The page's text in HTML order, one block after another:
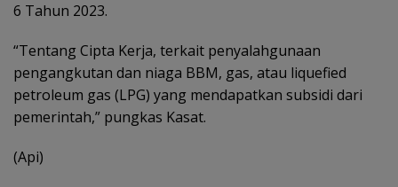
6 Tahun 2023.
“Tentang Cipta Kerja, terkait penyalahgunaan
pengangkutan dan niaga BBM, gas, atau liquefied
petroleum gas (LPG) yang mendapatkan subsidi dari
pemerintah,” pungkas Kasat.
(Api)